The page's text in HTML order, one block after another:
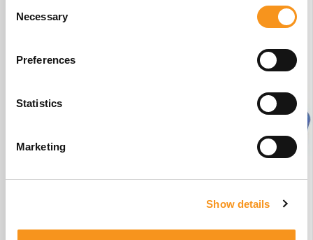
Selection
Necessary
Preferences
Statistics
Marketing
Show details
Wesseling Basix 3 Elite #W1